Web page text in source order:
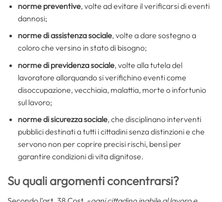
norme preventive, volte ad evitare il verificarsi di eventi
dannosi;
norme di assistenza sociale, volte a dare sostegno a
coloro che versino in stato di bisogno;
norme di previdenza sociale, volte alla tutela del
lavoratore allorquando si verifichino eventi come
disoccupazione, vecchiaia, malattia, morte o infortunio
sul lavoro;
norme di sicurezza sociale, che disciplinano interventi
pubblici destinati a tutti i cittadini senza distinzioni e che
servono non per coprire precisi rischi, bensì per
garantire condizioni di vita dignitose.
Su quali argomenti concentrarsi?